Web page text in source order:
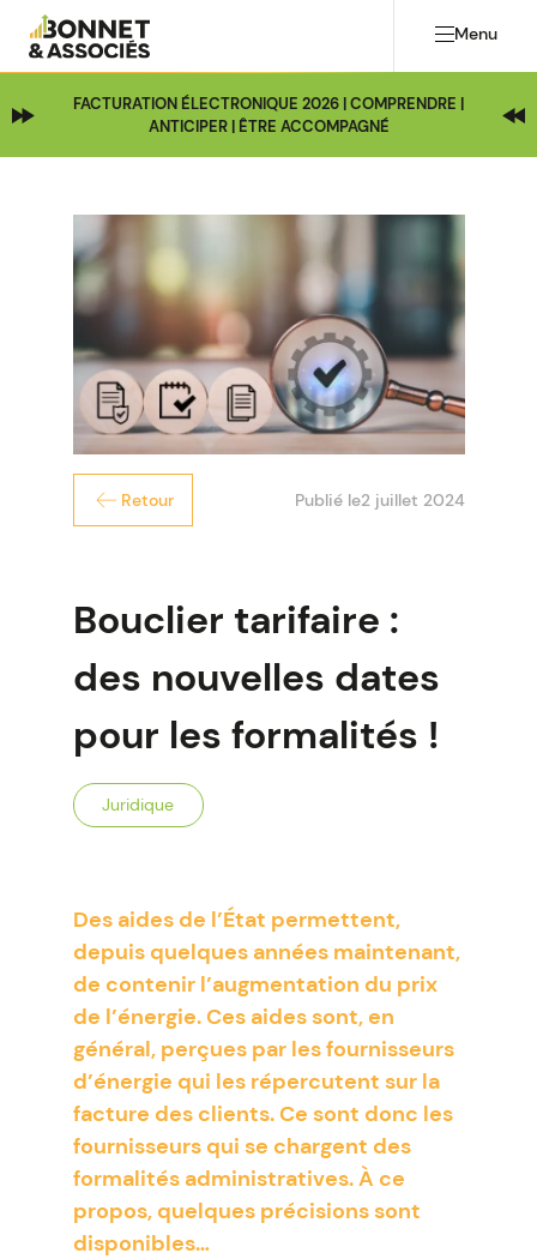
Menu
FACTURATION ÉLECTRONIQUE 2026 | COMPRENDRE |
ANTICIPER | ÊTRE ACCOMPAGNÉ
Retour Publié le2 juillet 2024
Bouclier tarifaire :
des nouvelles dates
pour les formalités !
Juridique
Des aides de l’État permettent,
depuis quelques années maintenant,
de contenir l’augmentation du prix
de l’énergie. Ces aides sont, en
général, perçues par les fournisseurs
d’énergie qui les répercutent sur la
facture des clients. Ce sont donc les
fournisseurs qui se chargent des
formalités administratives. À ce
propos, quelques précisions sont
disponibles…